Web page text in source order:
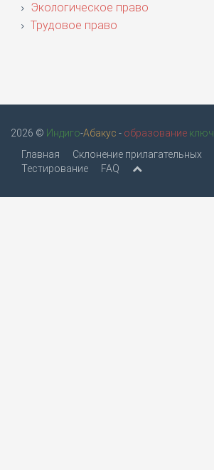
Экологическое право
Трудовое право
2026 © Индиго-Абакус - образование ключ
Главная
Склонение прилагательных
Тестирование
FAQ